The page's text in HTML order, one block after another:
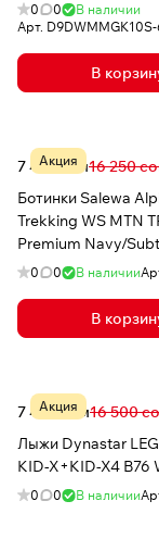
0 0
В наличии
Арт.
В
Акция
7 491 сом16 250
Ботинки Salewa
Trekking WS MTN
Premium Navy/
0 0 В наличии
В
Акция
7 479 сом16 500
Лыжи Dynastar
KID-X+KID-X4 B76
0 0 В наличии